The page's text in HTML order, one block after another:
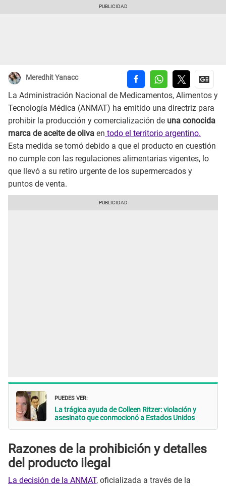
Meredhit Yanacc
La Administración Nacional de Medicamentos, Alimentos y
Tecnología Médica (ANMAT) ha emitido una directriz para
prohibir la producción y comercialización de una conocida
marca de aceite de oliva en todo el territorio argentino.
Esta medida se tomó debido a que el producto en cuestión
no cumple con las regulaciones alimentarias vigentes, lo
que llevó a su retiro urgente de los supermercados y
puntos de venta.
PUEDES VER:
La trágica ayuda de Colleen Ritzer: violación y
asesinato que conmocionó a Estados Unidos
Razones de la prohibición y detalles
del producto ilegal
La decisión de la ANMAT, oficializada a través de la